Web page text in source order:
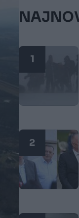
1
2